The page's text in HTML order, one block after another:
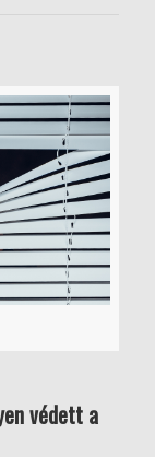
védett a